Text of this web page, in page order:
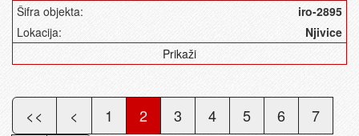
Šifra objekta:
iro-2895
Lokacija:
Njivice
Prikaži
<< < 1 2 3 4 5 6
7